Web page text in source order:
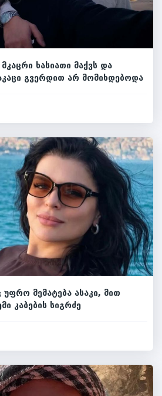
ხასიათი მაქვს და
გვერდით არ მომიხდებოდა
უფრო მემატება ასაკი, მით
კაბების სიგრძე